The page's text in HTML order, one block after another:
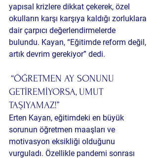
yapısal krizlere dikkat çekerek, özel
okulların karşı karşıya kaldığı zorluklara
dair çarpıcı değerlendirmelerde
bulundu. Kayan, “Eğitimde reform değil,
artık devrim gerekiyor” dedi.
GETİREMİYORSA, UMUT
TAŞIYAMAZ!”
Erten Kayan, eğitimdeki en büyük
sorunun öğretmen maaşları ve
motivasyon eksikliği olduğunu
vurguladı. Özellikle pandemi sonrası